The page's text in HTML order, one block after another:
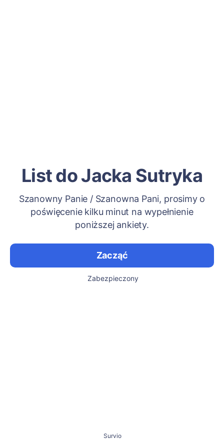
List do Jacka Sutryka
Szanowny Panie / Szanowna Pani, prosimy o
poświęcenie kilku minut na wypełnienie
poniższej ankiety.
Zacząć
Zabezpieczony
Survio